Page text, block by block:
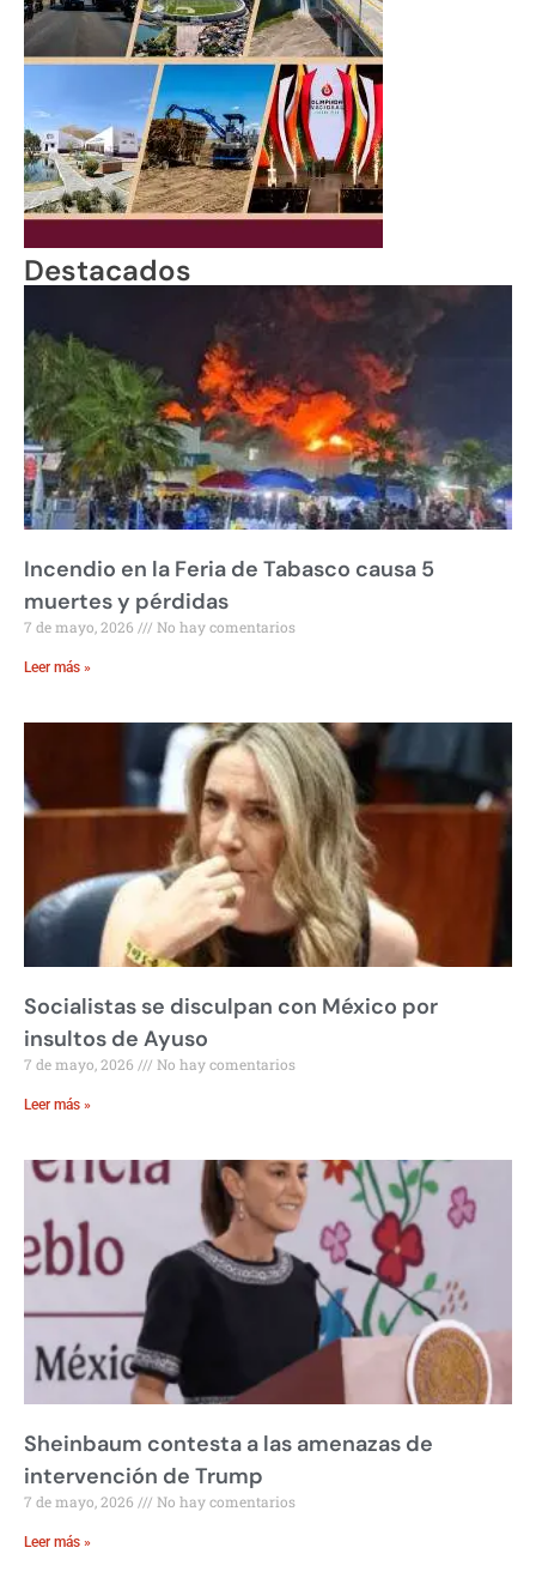
Destacados
Incendio en la Feria de Tabasco causa 5
muertes y pérdidas
7 de mayo, 2026 No hay comentarios
Leer más »
Socialistas se disculpan con México por
insultos de Ayuso
7 de mayo, 2026 No hay comentarios
Leer más »
Sheinbaum contesta a las amenazas de
intervención de Trump
7 de mayo, 2026 No hay comentarios
Leer más »